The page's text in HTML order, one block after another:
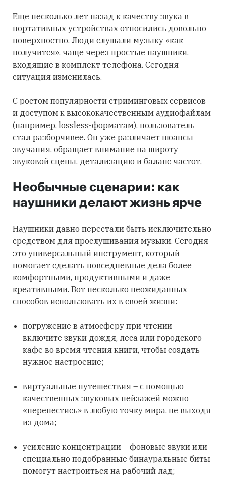
Еще несколько лет назад к качеству звука в
портативных устройствах относились довольно
поверхностно. Люди слушали музыку «как
получится», чаще через простые наушники,
входящие в комплект телефона. Сегодня
ситуация изменилась.
С ростом популярности стриминговых сервисов
и доступом к высококачественным аудиофайлам
(например, lossless-форматам), пользователь
стал разборчивее. Он уже различает нюансы
звучания, обращает внимание на широту
звуковой сцены, детализацию и баланс частот.
Необычные сценарии: как
наушники делают жизнь ярче
Наушники давно перестали быть исключительно
средством для прослушивания музыки. Сегодня
это универсальный инструмент, который
помогает сделать повседневные дела более
комфортными, продуктивными и даже
креативными. Вот несколько неожиданных
способов использовать их в своей жизни:
погружение в атмосферу при чтении –
включите звуки дождя, леса или городского
кафе во время чтения книги, чтобы создать
нужное настроение;
виртуальные путешествия – с помощью
качественных звуковых пейзажей можно
«перенестись» в любую точку мира, не выходя
из дома;
усиление концентрации – фоновые звуки или
специально подобранные бинауральные биты
помогут настроиться на рабочий лад;